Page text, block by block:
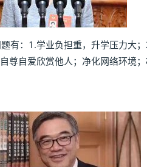
有：1.学业负担重，升学压力大
尊自爱欣赏他人；净化网络环境；